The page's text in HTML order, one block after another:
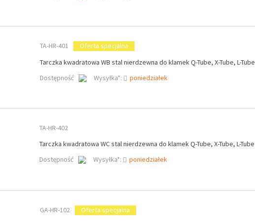
TA-HR-401
Oferta specjalna
Tarczka kwadratowa WB stal nierdzewna do klamek Q-Tube, X-Tube, L-Tube
Dostępność
Wysyłka*: poniedziałek
TA-HR-402
Tarczka kwadratowa WC stal nierdzewna do klamek Q-Tube, X-Tube, L-Tube
Dostępność
Wysyłka*: poniedziałek
GA-HR-102
Oferta specjalna